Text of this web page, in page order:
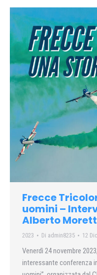
Frecce
uomini –
Alberto
2023 Di admin8235 12
Venerdì 24 novembre
interessante conferenza